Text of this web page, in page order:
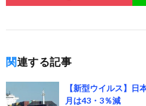
関連する記事
【新型ウイルス】日
月は43・3％減